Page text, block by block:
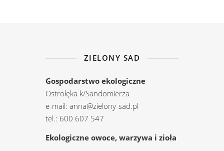
ZIELONY SAD
Gospodarstwo ekologiczne
Ostrołęka k/Sandomierza
e-mail: anna@zielony-sad.pl
tel.: 600 607 547
Ekologiczne owoce, warzywa i zioła